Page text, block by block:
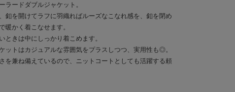
ラードダブルジャケット。
釦を開けてラフに羽織ればルーズなこなれ感を、釦を閉め
暖かく着こなせます。
ときは中にしっかり着こめます。
ットはカジュアルな雰囲気をプラスしつつ、実用性も◎。
を兼ね備えているので、ニットコートとしても活躍する頼